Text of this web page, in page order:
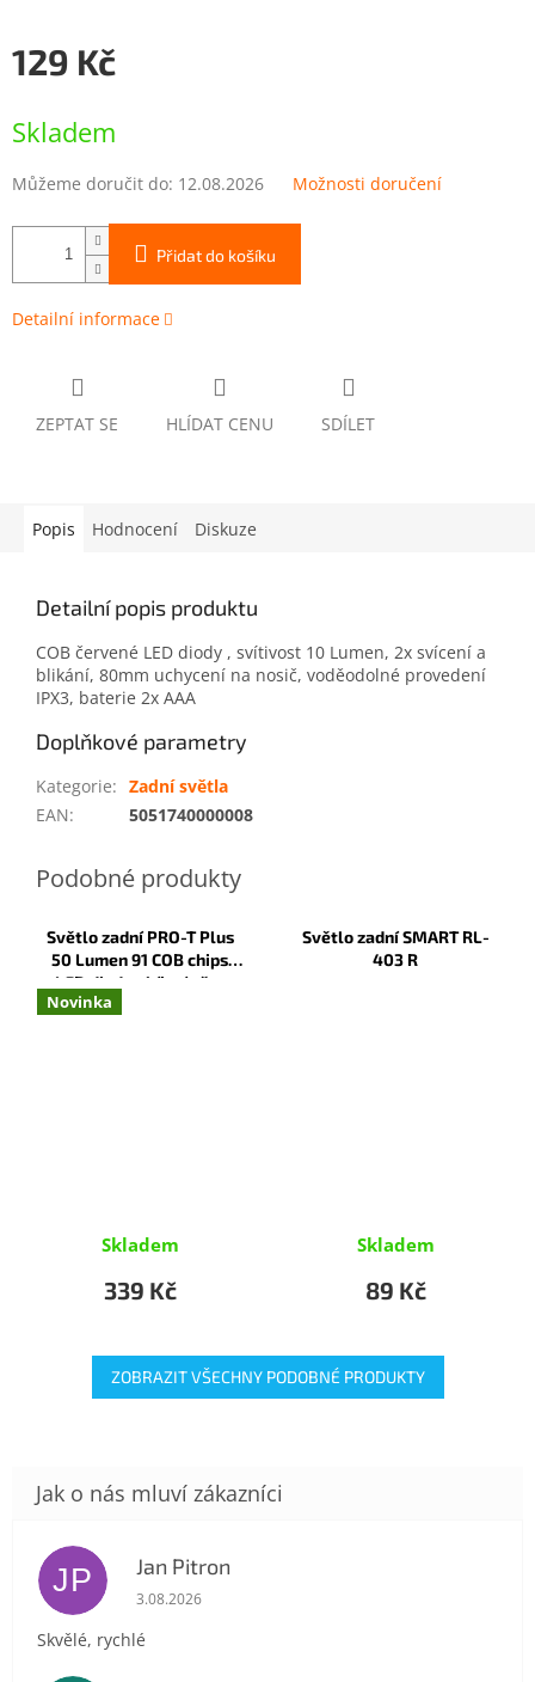
129 Kč
cena:
Skladem
Můžeme doručit do: 12.08.2026 Možnosti doručení
Přidat do košíku
Detailní informace
ZEPTAT SE HLÍDAT CENU SDÍLET
Popis Hodnocení Diskuze
Detailní popis produktu
COB červené LED diody , svítivost 10 Lumen, 2x svícení a
blikání, 80mm uchycení na nosič, voděodolné provedení
IPX3, baterie 2x AAA
Doplňkové parametry
Kategorie: Zadní světla
EAN: 5051740000008
Novinka
Světlo zadní PRO-T Plus
50 Lumen 91 COB chips
LED diod nabíjecí přes
USB Type C 100
Skladem
339 Kč
Světlo zadní SMART RL-
403 R
Skladem
89 Kč
ZOBRAZIT VŠECHNY PODOBNÉ PRODUKTY
JP Jan Pitron
Hodnocení obchodu je 5 z 5 hvězdiček.
3.08.2026
Skvělé, rychlé